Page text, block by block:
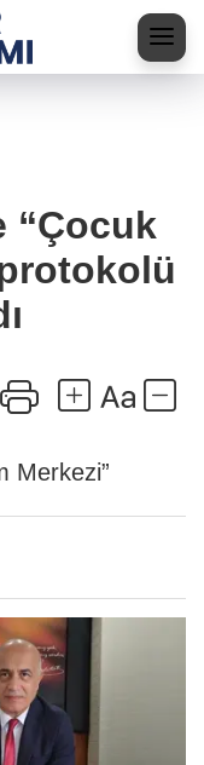
“Çocuk
Merkezi”